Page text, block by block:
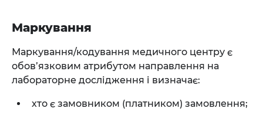
Маркування
Маркування/кодування медичного центру є
обов’язковим атрибутом направлення на
лабораторне дослідження і визначає:
хто є замовником (платником) замовлення;